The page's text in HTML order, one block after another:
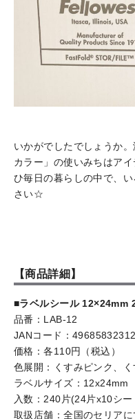
いかがでしたでしょうか
カラー」の使いみちはア
ひ毎日の暮らしの中で、
さい☆
【商品詳細】
■ラベルシール 12×24mm
品番：LAB-12
JANコード：
価格：各110円（税込）
色展開：くすみピンク、
ラベルサイズ：12x24mm
入数：240片(24片x10シー
取扱店舗：全国のセリア